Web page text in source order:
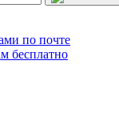
по почте
бесплатно